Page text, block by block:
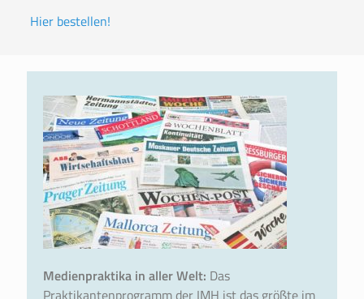
Hier bestellen!
Medienpraktika in aller Welt: Das
Praktikantenprogramm der IMH ist das größte im